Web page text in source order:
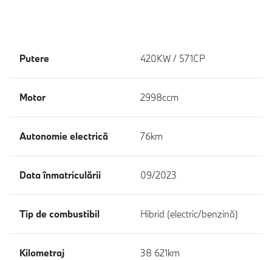
Putere 420KW / 571CP
Motor 2998ccm
Autonomie electrică 76km
Data înmatriculării 09/2023
Tip de combustibil Hibrid (electric/benzină)
Kilometraj 38 621km